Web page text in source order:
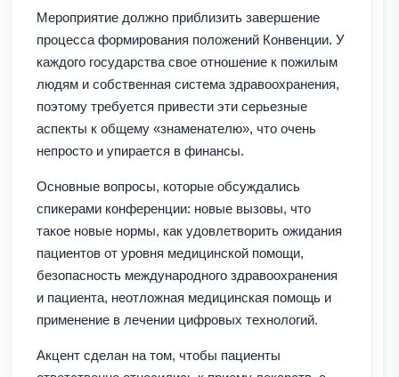
Мероприятие должно приблизить завершение
процесса формирования положений Конвенции. У
каждого государства свое отношение к пожилым
людям и собственная система здравоохранения,
поэтому требуется привести эти серьезные
аспекты к общему «знаменателю», что очень
непросто и упирается в финансы.
Основные вопросы, которые обсуждались
спикерами конференции: новые вызовы, что
такое новые нормы, как удовлетворить ожидания
пациентов от уровня медицинской помощи,
безопасность международного здравоохранения
и пациента, неотложная медицинская помощь и
применение в лечении цифровых технологий.
Акцент сделан на том, чтобы пациенты